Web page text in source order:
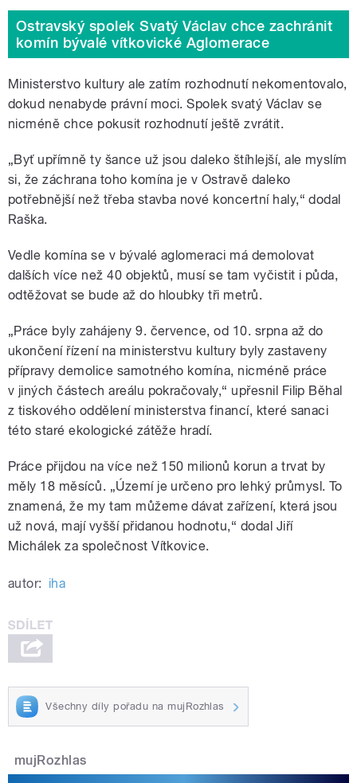
Ostravský spolek Svatý Václav chce zachránit
komín bývalé vítkovické Aglomerace
Ministerstvo kultury ale zatím rozhodnutí nekomentovalo,
dokud nenabyde právní moci. Spolek svatý Václav se
nicméně chce pokusit rozhodnutí ještě zvrátit.
„Byť upřímně ty šance už jsou daleko štíhlejší, ale myslím
si, že záchrana toho komína je v Ostravě daleko
potřebnější než třeba stavba nové koncertní haly,“ dodal
Raška.
Vedle komína se v bývalé aglomeraci má demolovat
dalších více než 40 objektů, musí se tam vyčistit i půda,
odtěžovat se bude až do hloubky tři metrů.
„Práce byly zahájeny 9. července, od 10. srpna až do
ukončení řízení na ministerstvu kultury byly zastaveny
přípravy demolice samotného komína, nicméně práce
v jiných částech areálu pokračovaly,“ upřesnil Filip Běhal
z tiskového oddělení ministerstva financí, které sanaci
této staré ekologické zátěže hradí.
Práce přijdou na více než 150 milionů korun a trvat by
měly 18 měsíců. „Území je určeno pro lehký průmysl. To
znamená, že my tam můžeme dávat zařízení, která jsou
už nová, mají vyšší přidanou hodnotu,“ dodal Jiří
Michálek za společnost Vítkovice.
autor: iha
Všechny díly pořadu na mujRozhlas
mujRozhlas